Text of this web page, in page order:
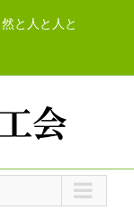
と人と人と